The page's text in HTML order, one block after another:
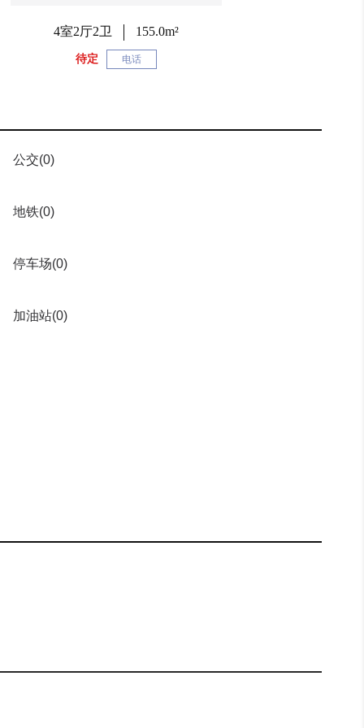
4室2厅2卫 155.0m²
待定 电话
公交(0)
地铁(0)
停车场(0)
加油站(0)